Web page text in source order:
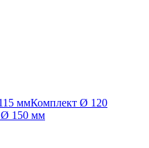
ммКомплект Ø 120
Ø 150 мм